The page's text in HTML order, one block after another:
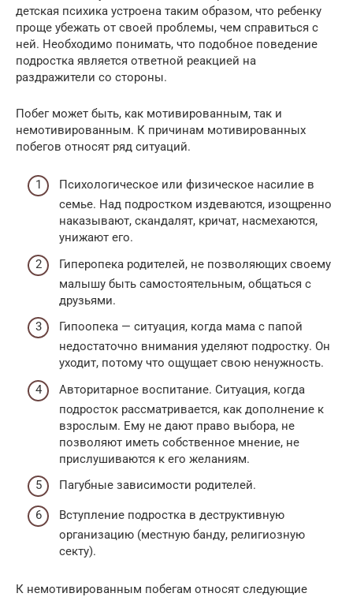
детская психика устроена таким образом, что ребенку
проще убежать от своей проблемы, чем справиться с
ней. Необходимо понимать, что подобное поведение
подростка является ответной реакцией на
раздражители со стороны.
Побег может быть, как мотивированным, так и
немотивированным. К причинам мотивированных
побегов относят ряд ситуаций.
Психологическое или физическое насилие в
семье. Над подростком издеваются, изощренно
наказывают, скандалят, кричат, насмехаются,
унижают его.
Гиперопека родителей, не позволяющих своему
малышу быть самостоятельным, общаться с
друзьями.
Гипоопека — ситуация, когда мама с папой
недостаточно внимания уделяют подростку. Он
уходит, потому что ощущает свою ненужность.
Авторитарное воспитание. Ситуация, когда
подросток рассматривается, как дополнение к
взрослым. Ему не дают право выбора, не
позволяют иметь собственное мнение, не
прислушиваются к его желаниям.
Пагубные зависимости родителей.
Вступление подростка в деструктивную
организацию (местную банду, религиозную
секту).
К немотивированным побегам относят следующие